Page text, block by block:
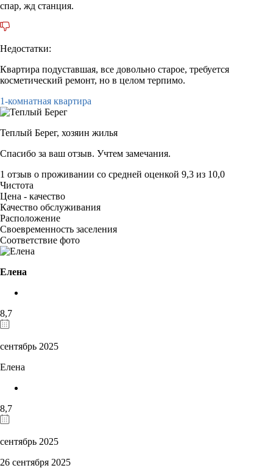
спар, жд станция.
Недостатки:
Квартира подуставшая, все довольно старое, требуется
косметический ремонт, но в целом терпимо.
1-комнатная квартира
Теплый Берег, хозяин жилья
Спасибо за ваш отзыв. Учтем замечания.
1 отзыв о проживании со средней оценкой 9,3 из 10,0
Чистота
Цена - качество
Качество обслуживания
Расположение
Своевременность заселения
Соответствие фото
Елена
8,7
сентябрь 2025
Елена
8,7
сентябрь 2025
26 сентября 2025